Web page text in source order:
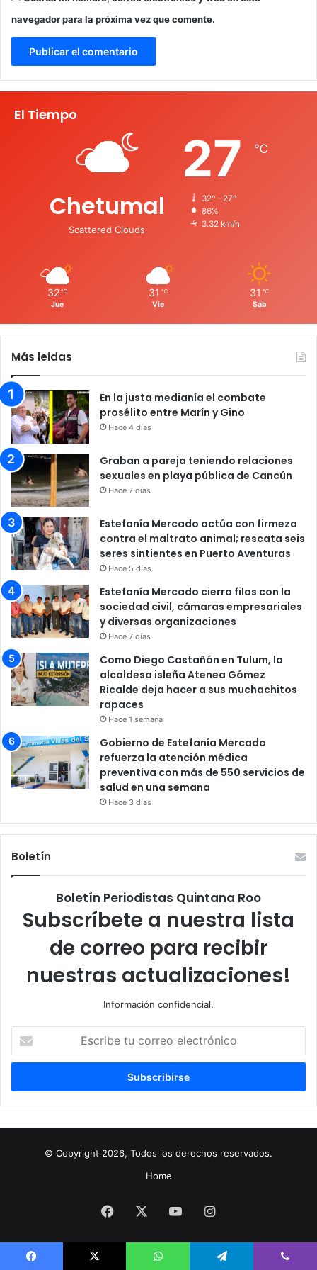
navegador para la próxima vez que comente.
El Tiempo
Chetumal
Scattered Clouds
27 ℃
32º - 27º
86%
3.32 km/h
32 ℃
Jue
31 ℃
Vie
31 ℃
Sáb
Más leidas
En la justa medianía el combate
prosélito entre Marín y Gino
Hace 4 días
Graban a pareja teniendo relaciones
sexuales en playa pública de Cancún
Hace 7 días
Estefanía Mercado actúa con firmeza
contra el maltrato animal; rescata seis
seres sintientes en Puerto Aventuras
Hace 5 días
Estefanía Mercado cierra filas con la
sociedad civil, cámaras empresariales
y diversas organizaciones
Hace 7 días
Como Diego Castañón en Tulum, la
alcaldesa isleña Atenea Gómez
Ricalde deja hacer a sus muchachitos
rapaces
Hace 1 semana
Gobierno de Estefanía Mercado
refuerza la atención médica
preventiva con más de 550 servicios de
salud en una semana
Hace 3 días
Boletín
Boletín Periodistas Quintana Roo
Subscríbete a nuestra lista
de correo para recibir
nuestras actualizaciones!
Información confidencial.
correo
© Copyright 2026, Todos los derechos reservados.
Home
Facebook YouTubeInstagram